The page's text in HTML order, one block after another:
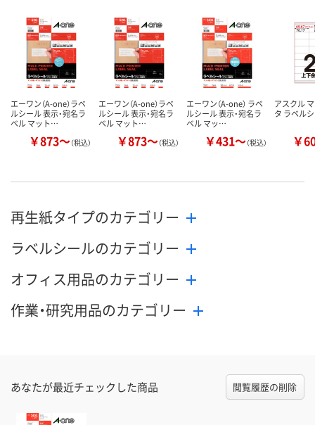
数量
カゴへ
数量
カゴへ カ
エーワン（A-one）ラベ
ルシール 表示・宛名ラ
ベル マット…
￥873～（税込）
エーワン（A-one）ラベ
ルシール 表示・宛名ラ
ベル マット…
￥873～（税込）
エーワン（A-one） ラベ
ルシール 表示・宛名ラ
ベル マッ…
￥431～（税込）
アスクル
タ ラベル
￥
再生紙タイプのカテゴリー
ラベルシールのカテゴリー
オフィス用品のカテゴリー
作業・研究用品のカテゴリー
あなたが最近チェックした商品 閲覧履歴の削除